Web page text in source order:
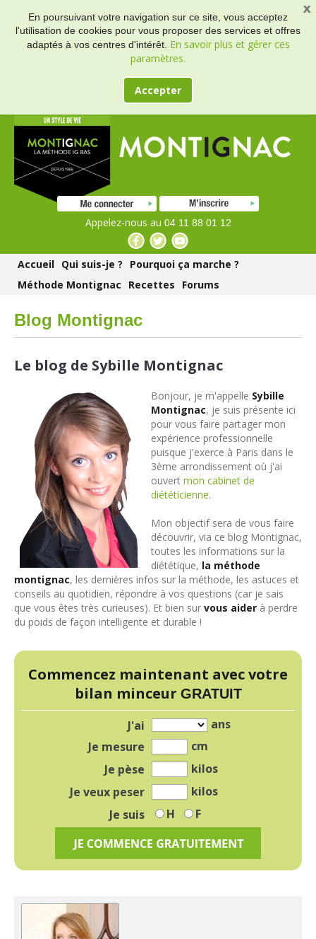
En poursuivant votre navigation sur ce site, vous acceptez
l'utilisation de cookies pour vous proposer des services et offres
adaptés à vos centres d'intérêt. En savoir plus et gérer ces
paramètres.
Accepter
Appelez-nous au 04 11 88 01 12
Accueil Qui suis-je ?
Pourquoi ça marche ?
Méthode Montignac
Recettes Forums
Blog Montignac
Le blog de Sybille Montignac
Bonjour, je m'appelle Sybille
Montignac, je suis présente ici
pour vous faire partager mon
expérience professionnelle
puisque j'exerce à Paris dans le
3ème arrondissement où j'ai
ouvert mon cabinet de
diététicienne.
Mon objectif sera de vous faire
découvrir, via ce blog Montignac,
toutes les informations sur la
diététique, la méthode
montignac, les dernières infos sur la méthode, les astuces et
conseils au quotidien, répondre à vos questions (car je sais
que vous êtes très curieuses). Et bien sur vous aider à perdre
du poids de façon intelligente et durable !
Commencez maintenant avec votre
bilan minceur GRATUIT
J'ai
ans
Je mesure
cm
Je pèse
kilos
Je veux peser
kilos
Je suis
H F